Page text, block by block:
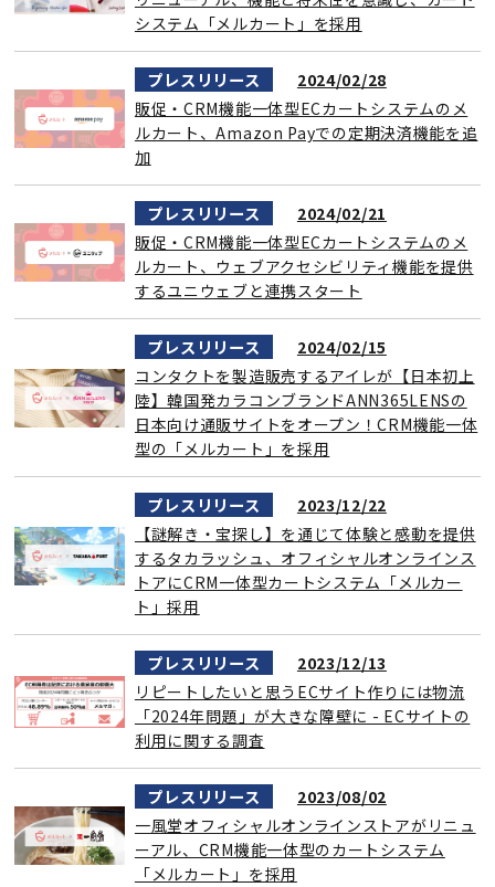
システム「メルカート」を採用
プレスリリース
2024/02/28
販促・CRM機能一体型ECカートシステムのメ
ルカート、Amazon Payでの定期決済機能を追
加
プレスリリース
2024/02/21
販促・CRM機能一体型ECカートシステムのメ
ルカート、ウェブアクセシビリティ機能を提供
するユニウェブと連携スタート
プレスリリース
2024/02/15
コンタクトを製造販売するアイレが【日本初上
陸】韓国発カラコンブランドANN365LENSの
日本向け通販サイトをオープン！CRM機能一体
型の「メルカート」を採用
プレスリリース
2023/12/22
【謎解き・宝探し】を通じて体験と感動を提供
するタカラッシュ、オフィシャルオンラインス
トアにCRM一体型カートシステム「メルカー
ト」採用
プレスリリース
2023/12/13
リピートしたいと思うECサイト作りには物流
「2024年問題」が大きな障壁に - ECサイトの
利用に関する調査
プレスリリース
2023/08/02
一風堂オフィシャルオンラインストアがリニュ
ーアル、CRM機能一体型のカートシステム
「メルカート」を採用